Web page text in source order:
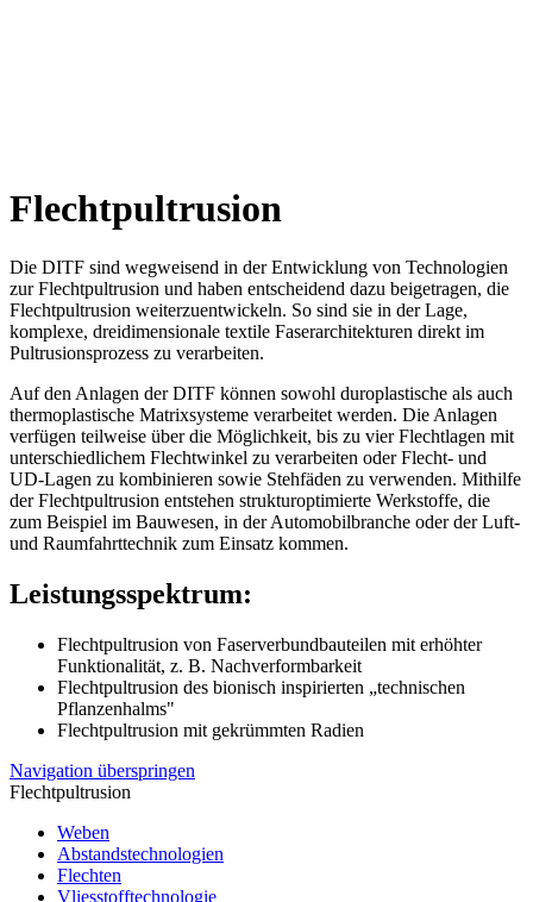
Flechtpultrusion
Die DITF sind wegweisend in der Entwicklung von Technologien
zur Flechtpultrusion und haben entscheidend dazu beigetragen, die
Flechtpultrusion weiterzuentwickeln. So sind sie in der Lage,
komplexe, dreidimensionale textile Faserarchitekturen direkt im
Pultrusionsprozess zu verarbeiten.
Auf den Anlagen der DITF können sowohl duroplastische als auch
thermoplastische Matrixsysteme verarbeitet werden. Die Anlagen
verfügen teilweise über die Möglichkeit, bis zu vier Flechtlagen mit
unterschiedlichem Flechtwinkel zu verarbeiten oder Flecht- und
UD-Lagen zu kombinieren sowie Stehfäden zu verwenden. Mithilfe
der Flechtpultrusion entstehen strukturoptimierte Werkstoffe, die
zum Beispiel im Bauwesen, in der Automobilbranche oder der Luft-
und Raumfahrttechnik zum Einsatz kommen.
Leistungsspektrum:
Flechtpultrusion von Faserverbundbauteilen mit erhöhter
Funktionalität, z. B. Nachverformbarkeit
Flechtpultrusion des bionisch inspirierten „technischen
Pflanzenhalms"
Flechtpultrusion mit gekrümmten Radien
Navigation überspringen
Flechtpultrusion
Weben
Abstandstechnologien
Flechten
Vliesstofftechnologie